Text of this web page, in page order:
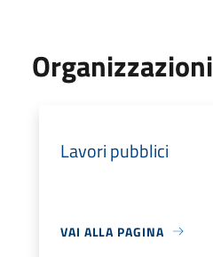
Organizzazioni
Lavori pubblici
VAI ALLA PAGINA